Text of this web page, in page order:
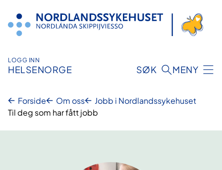
innhold
LOGG INN
HELSENORGE SØK MENY
Forside Om oss
Jobb i Nordlandssykehuset
Til deg som har fått jobb